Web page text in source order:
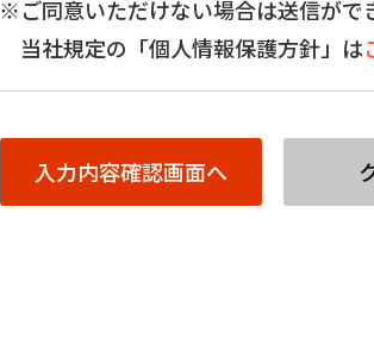
※ご同意いただけない場合は送信がで
当社規定の「個人情報保護方針」は